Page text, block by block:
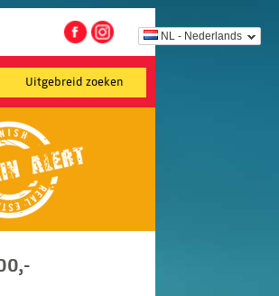
NL - Nederlands
Uitgebreid zoeken